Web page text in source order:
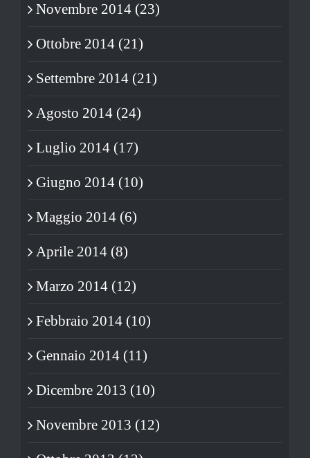
Novembre 2014 (23)
Ottobre 2014 (21)
Settembre 2014 (21)
Agosto 2014 (24)
Luglio 2014 (17)
Giugno 2014 (10)
Maggio 2014 (6)
Aprile 2014 (8)
Marzo 2014 (12)
Febbraio 2014 (10)
Gennaio 2014 (11)
Dicembre 2013 (10)
Novembre 2013 (12)